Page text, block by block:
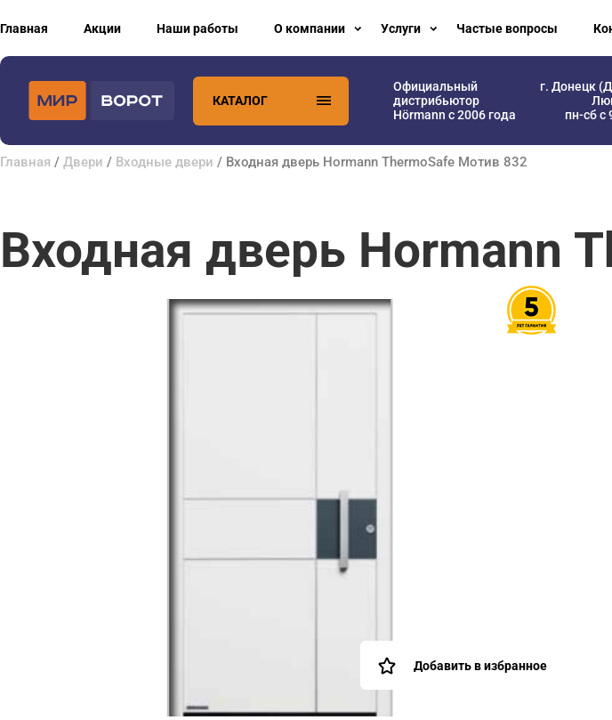
Главная Акции Наши работы О компании Услуги Частые вопросы
КАТАЛОГ
Официальный
дистрибьютор
Hörmann с 2006 года
г. Донецк
пн-сб с
Главная / Двери / Входные двери / Входная дверь Hormann ThermoSafe Мотив 832
Входная дверь Hormann
Добавить в избранное